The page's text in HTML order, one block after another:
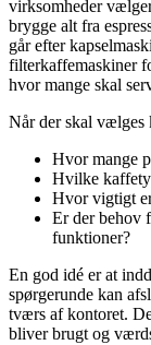
virksomheder
brygge alt fra
går efter
filterkaffemaskiner
hvor mange skal
Når der skal vælges
Hvor mange
Hvilke
Hvor vigtigt
Er der behov
funktioner?
En god idé er at
spørgerunde kan
tværs af kontoret.
bliver brugt og